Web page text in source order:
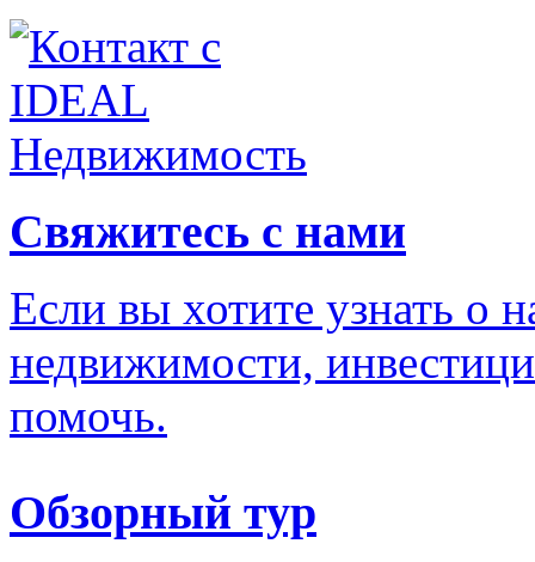
Свяжитесь с нами
Если вы хотите узнать о
недвижимости,
помочь.
Обзорный тур